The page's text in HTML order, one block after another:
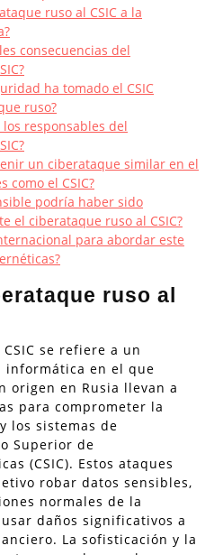
ruso al CSIC a la
consecuencias del
ha tomado el CSIC
ruso?
los responsables del
un ciberataque similar en el
el CSIC?
podría haber sido
el ciberataque ruso al CSIC?
para abordar este
ruso al
se refiere a un
informática en el que
origen en Rusia llevan a
para comprometer la
los sistemas de
Superior de
(CSIC). Estos ataques
robar datos sensibles,
normales de la
daños significativos a
La sofisticación y la